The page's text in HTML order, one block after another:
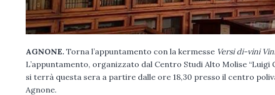
AGNONE. Torna l’appuntamento con la kermesse Versi di-vini
L’appuntamento, organizzato dal Centro Studi Alto Molise “Luigi
si terrà questa sera a partire dalle ore 18,30 presso il centro
Agnone.